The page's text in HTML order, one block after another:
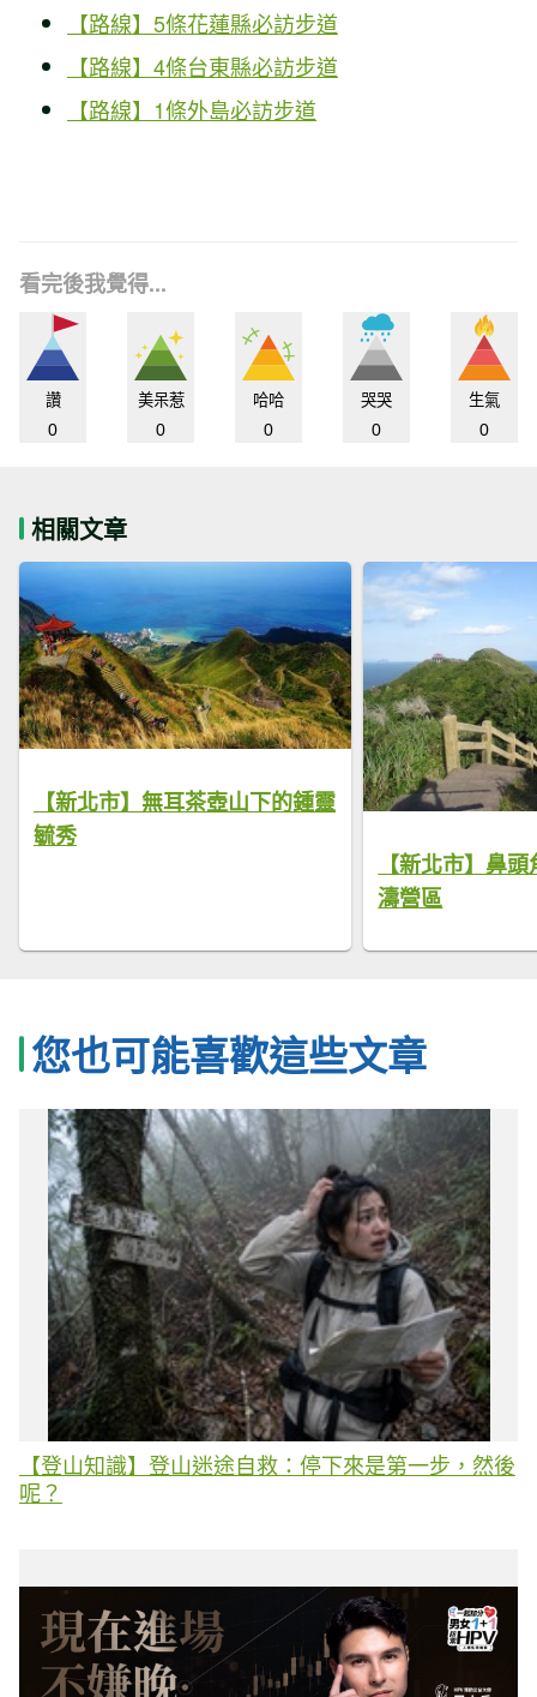
【路線】5條花蓮縣必訪步道
【路線】4條台東縣必訪步道
【路線】1條外島必訪步道
看完後我覺得...
讚
0
美呆惹
0
哈哈
0
哭哭
0
生氣
0
相關文章
【新北市】無耳茶壺山下的鍾靈
毓秀
【新北市】鼻
濤營區
您也可能喜歡這些文章
【登山知識】登山迷途自救：停下來是第一步，然後
呢？